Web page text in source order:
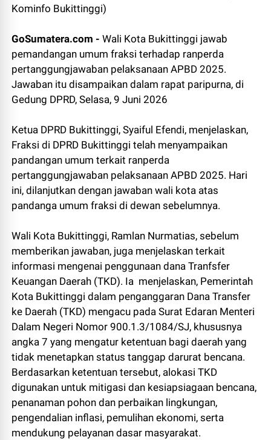
Kominfo Bukittinggi)
GoSumatera.com -Wali Kota Bukittinggi jawab
pemandangan umum fraksi terhadap ranperda
pertanggungjawaban pelaksanaan APBD 2025.
Jawaban itu disampaikan dalam rapat paripurna, di
Gedung DPRD, Selasa, 9 Juni 2026
Ketua DPRD Bukittinggi, Syaiful Efendi, menjelaskan,
Fraksi di DPRD Bukittinggi telah menyampaikan
pandangan umum terkait ranperda
pertanggungjawaban pelaksanaan APBD 2025. Hari
ini, dilanjutkan dengan jawaban wali kota atas
pandanga umum fraksi di dewan sebelumnya.
Wali Kota Bukittinggi, Ramlan Nurmatias, sebelum
memberikan jawaban, juga menjelaskan terkait
informasi mengenai penggunaan dana Tranfsfer
Keuangan Daerah (TKD). Ia menjelaskan, Pemerintah
Kota Bukittinggi dalam penganggaran Dana Transfer
ke Daerah (TKD) mengacu pada Surat Edaran Menteri
Dalam Negeri Nomor 900.1.3/1084/SJ, khususnya
angka 7 yang mengatur ketentuan bagi daerah yang
tidak menetapkan status tanggap darurat bencana.
Berdasarkan ketentuan tersebut, alokasi TKD
digunakan untuk mitigasi dan kesiapsiagaan bencana,
penanaman pohon dan perbaikan lingkungan,
pengendalian inflasi, pemulihan ekonomi, serta
mendukung pelayanan dasar masyarakat.